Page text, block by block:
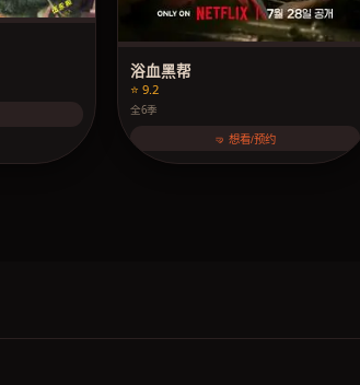
浴血黑帮
⭐ 9.2
全6季
🤜 想看/预约